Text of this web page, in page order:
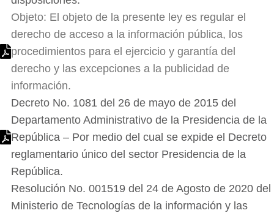
Objeto: El objeto de la presente ley es regular el
derecho de acceso a la información pública, los
procedimientos para el ejercicio y garantía del
derecho y las excepciones a la publicidad de
información.
Decreto No. 1081 del 26 de mayo de 2015 del
Departamento Administrativo de la Presidencia de la
República – Por medio del cual se expide el Decreto
reglamentario único del sector Presidencia de la
República.
Resolución No. 001519 del 24 de Agosto de 2020 del
Ministerio de Tecnologías de la información y las